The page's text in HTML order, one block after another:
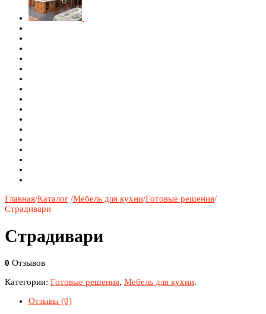
Главная/Каталог /Мебель для кухни/Готовые решения/
Страдивари
Страдивари
0 Отзывов
Категории: Готовые решения, Мебель для кухни.
Отзывы (0)